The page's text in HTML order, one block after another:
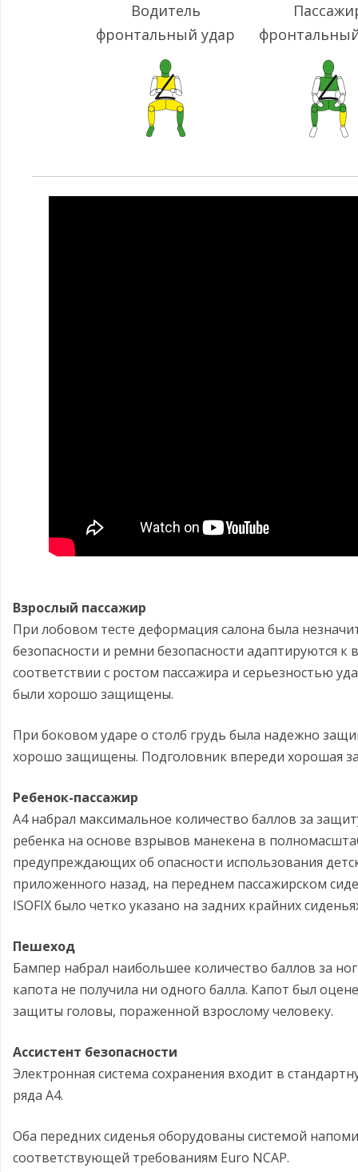
Водитель
фронтальный удар
Взрослый пассажир
При лобовом тесте деформация салона была
безопасности и ремни безопасности адаптируются
соответствии с ростом пассажира и серьезностью
были хорошо защищены.
При боковом ударе о столб грудь была надежно
хорошо защищены. Подголовник впереди хорошая
Ребенок-пассажир
А4 набрал максимальное количество баллов за
ребенка на основе взрывов манекена в
предупреждающих об опасности использования
приложенного назад, на переднем пассажирском
ISOFIX было четко указано на задних крайних
Пешеход
Бампер набрал наибольшее количество баллов за
капота не получила ни одного балла. Капот был
защиты головы, пораженной взрослому человеку.
Ассистент безопасности
Электронная система сохранения входит в
ряда А4.
Оба передних сиденья оборудованы системой
соответствующей требованиям Euro NCAP.